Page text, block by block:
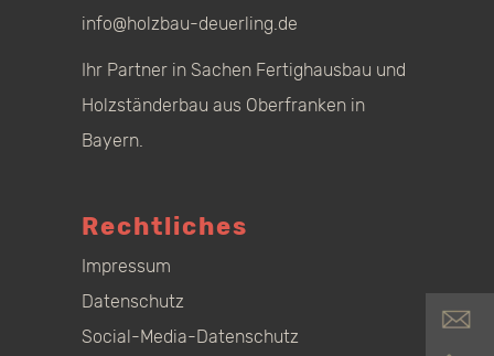
info@holzbau-deuerling.de
Ihr Partner in Sachen Fertighausbau und
Holzständerbau aus Oberfranken in
Bayern.
Rechtliches
Impressum
Datenschutz
Social-Media-Datenschutz